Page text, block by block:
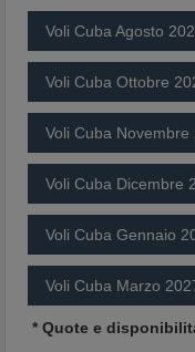
Voli Cuba Agosto
Voli Cuba Ottobre
Voli Cuba Novembre
Voli Cuba Dicembre
Voli Cuba Gennaio
Voli Cuba Marzo
* Quote e